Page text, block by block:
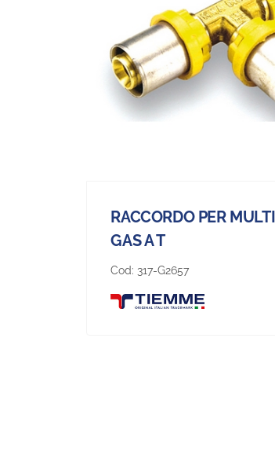
RACCORDO PER
GAS A T
Cod: 317-G2657